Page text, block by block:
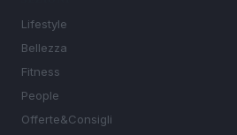
Lifestyle
Bellezza
Fitness
People
Offerte&Consigli